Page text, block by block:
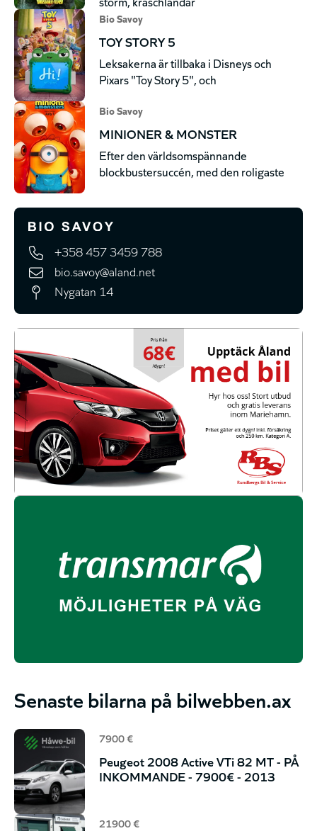
Bio Savoy
TOY STORY 5
Leksakerna är tillbaka i Disneys och
Pixars "Toy Story 5", och
Bio Savoy
MINIONER & MONSTER
Efter den världsomspännande
blockbustersuccén, med den roligaste
+358 457 3459 788
bio.savoy@aland.net
Nygatan 14
Senaste bilarna på bilwebben.ax
7900 €
Peugeot 2008 Active VTi 82 MT - PÅ
INKOMMANDE - 7900€ - 2013
21900 €